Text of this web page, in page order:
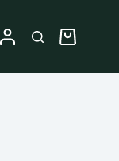
Carro
compra